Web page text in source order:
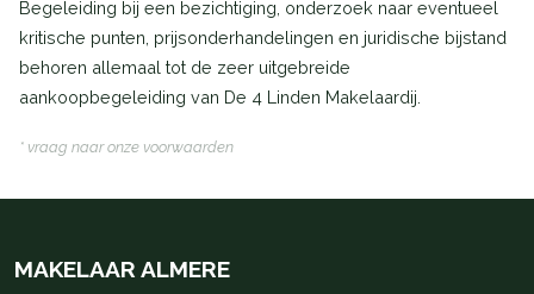
Begeleiding bij een bezichtiging, onderzoek naar eventueel
kritische punten, prijsonderhandelingen en juridische bijstand
behoren allemaal tot de zeer uitgebreide
aankoopbegeleiding van De 4 Linden Makelaardij.
* vraag naar onze voorwaarden
MAKELAAR ALMERE